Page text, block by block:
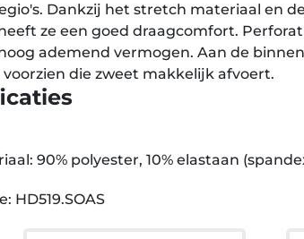
Dankzij het stretch materiaal en
ze een goed draagcomfort.
ademend vermogen. Aan de
die zweet makkelijk afvoert.
90% polyester, 10% elastaan
HD519.SOAS